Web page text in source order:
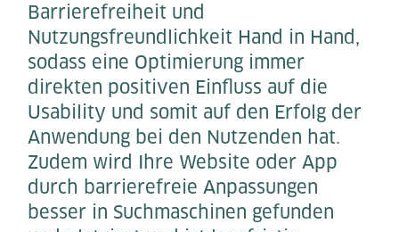
Barrierefreiheit und
Nutzungsfreundlichkeit Hand in Hand,
sodass eine Optimierung immer
direkten positiven Einfluss auf die
Usability und somit auf den Erfolg der
Anwendung bei den Nutzenden hat.
Zudem wird Ihre Website oder App
durch barrierefreie Anpassungen
besser in Suchmaschinen gefunden